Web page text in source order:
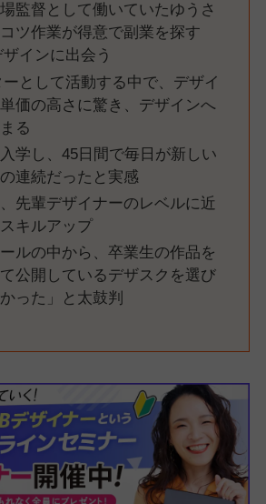
監督として働いていたゆうさ
ツ作業が得意で副業を探す
インに出会う
として活動する中で、デザイ
価の高さに驚き、デザインへ
る
学し、45日間で毎日が新しい
連続だったと実感
先輩デザイナーのレベルに近
キルアップ
ルの中から、卒業生の作品を
公開しているデザスクを選び
った」と太鼓判